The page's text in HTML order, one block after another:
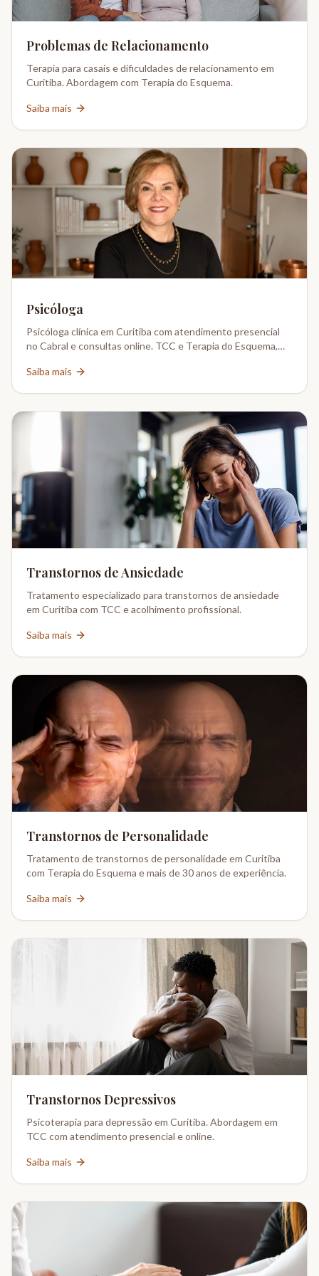
Problemas de Relacionamento
Terapia para casais e dificuldades de relacionamento em
Curitiba. Abordagem com Terapia do Esquema.
Saiba mais
Psicóloga
Psicóloga clínica em Curitiba com atendimento presencial
no Cabral e consultas online. TCC e Terapia do Esquema,
Saiba mais
Transtornos de Ansiedade
Tratamento especializado para transtornos de ansiedade
em Curitiba com TCC e acolhimento profissional.
Saiba mais
Transtornos de Personalidade
Tratamento de transtornos de personalidade em Curitiba
com Terapia do Esquema e mais de 30 anos de experiência.
Saiba mais
Transtornos Depressivos
Psicoterapia para depressão em Curitiba. Abordagem em
TCC com atendimento presencial e online.
Saiba mais